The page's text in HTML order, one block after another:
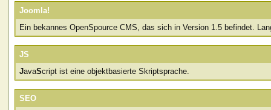
Joomla!
Ein bekannes OpenSpource CMS, das sich in Version 1.5 befindet.
JS
JavaScript ist eine objektbasierte Skriptsprache.
SEO